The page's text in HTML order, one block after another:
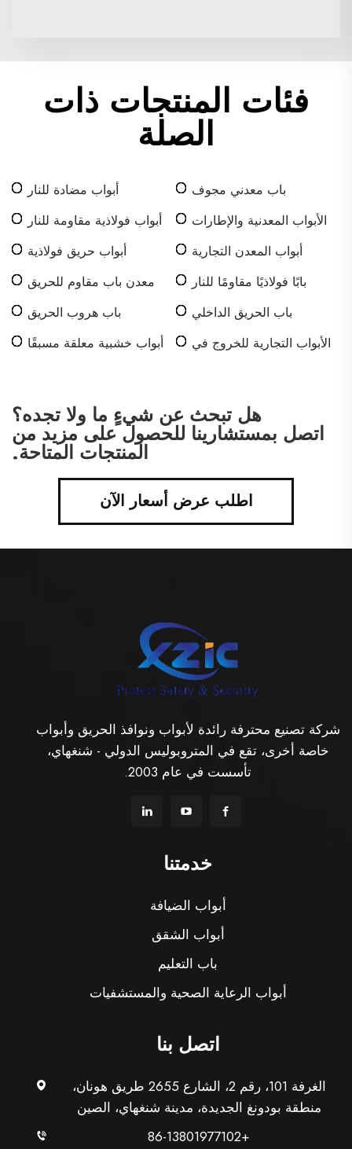
فئات المنتجات ذات
الصلة
باب معدني مجوف
أبواب مضادة للنار
الأبواب المعدنية والإطارات
أبواب فولاذية مقاومة للنار
أبواب المعدن التجارية
أبواب حريق فولاذية
بابًا فولاذيًا مقاومًا للنار
معدن باب مقاوم للحريق
باب الحريق الداخلي
باب هروب الحريق
الأبواب التجارية للخروج في
أبواب خشبية معلقة مسبقًا
هل تبحث عن شيءٍ ما ولا تجده؟
اتصل بمستشارينا للحصول على مزيد من
المنتجات المتاحة.
اطلب عرض أسعار الآن
شركة تصنيع محترفة رائدة لأبواب ونوافذ الحريق وأبواب
خاصة أخرى، تقع في المتروبوليس الدولي - شنغهاي،
تأسست في عام 2003.
خدمتنا
أبواب الضيافة
أبواب الشقق
باب التعليم
أبواب الرعاية الصحية والمستشفيات
اتصل بنا
الغرفة 101، رقم 2، الشارع 2655 طريق هونان،
منطقة بودونغ الجديدة، مدينة شنغهاي، الصين
+86-13801977102